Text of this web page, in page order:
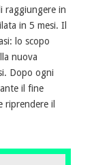
raggiungere in
in 5 mesi. Il
lo scopo
nuova
Dopo ogni
il fine
riprendere il